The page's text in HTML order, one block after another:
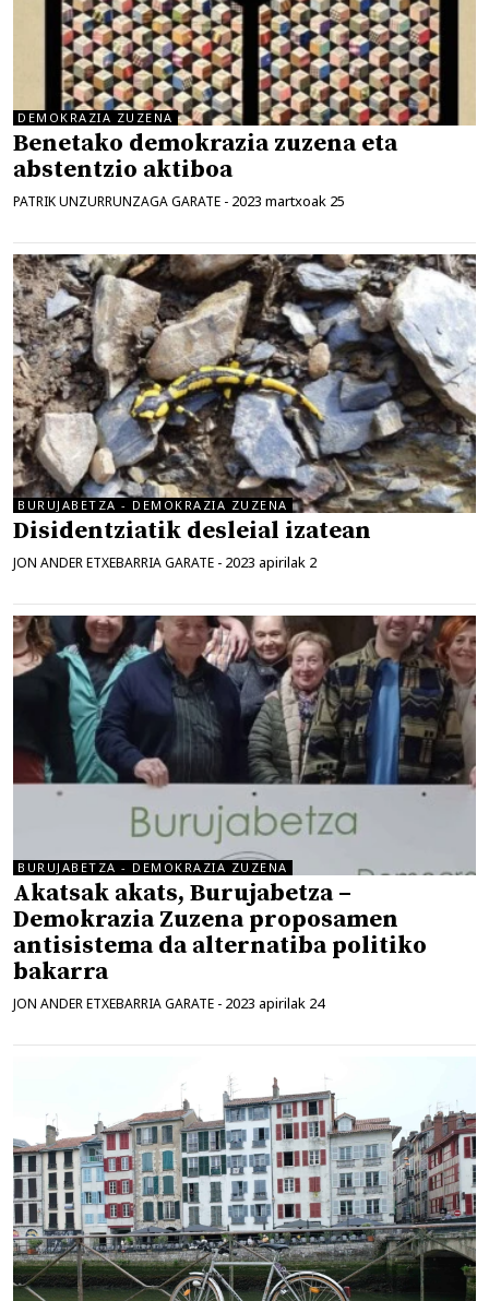
DEMOKRAZIA ZUZENA
Benetako demokrazia zuzena eta
abstentzio aktiboa
PATRIK UNZURRUNZAGA GARATE - 2023 martxoak 25
BURUJABETZA - DEMOKRAZIA ZUZENA
Disidentziatik desleial izatean
JON ANDER ETXEBARRIA GARATE - 2023 apirilak 2
BURUJABETZA - DEMOKRAZIA ZUZENA
Akatsak akats, Burujabetza –
Demokrazia Zuzena proposamen
antisistema da alternatiba politiko
bakarra
JON ANDER ETXEBARRIA GARATE - 2023 apirilak 24